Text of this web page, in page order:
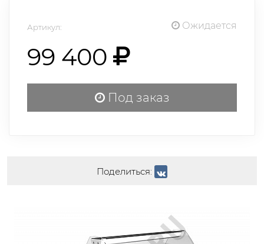
Артикул: Ожидается
99 400
Под заказ
Поделиться: